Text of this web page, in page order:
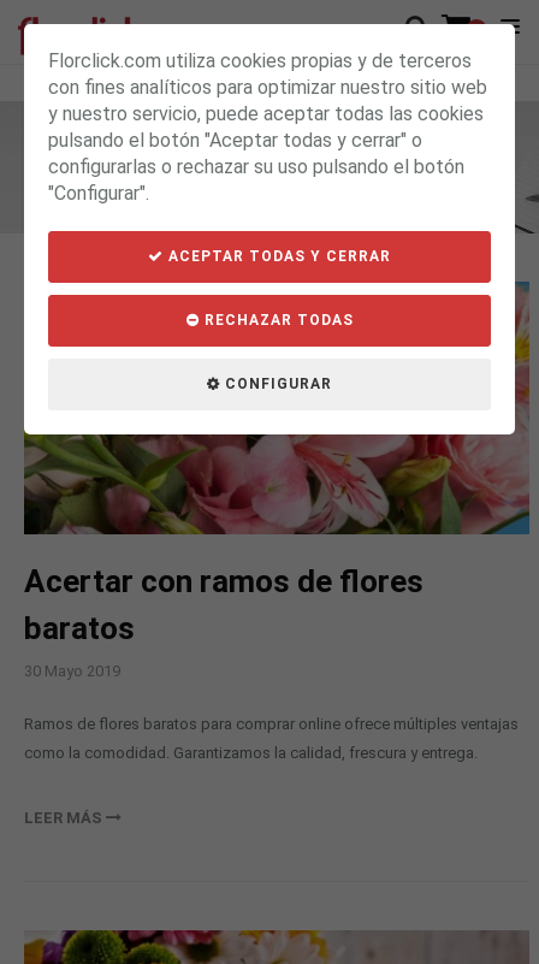
0
BLOG
Acertar con ramos de flores
baratos
30 Mayo 2019
Ramos de flores baratos para comprar online ofrece múltiples ventajas
como la comodidad. Garantizamos la calidad, frescura y entrega.
LEER MÁS
Florclick.com utiliza cookies propias y de terceros
con fines analíticos para optimizar nuestro sitio web
y nuestro servicio, puede aceptar todas las cookies
pulsando el botón "Aceptar todas y cerrar" o
configurarlas o rechazar su uso pulsando el botón
"Configurar".
ACEPTAR TODAS Y CERRAR
RECHAZAR TODAS
CONFIGURAR